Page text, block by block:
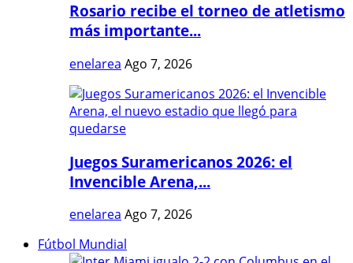
Rosario recibe el torneo de atletismo
más importante...
enelarea Ago 7, 2026
Juegos Suramericanos 2026: el
Invencible Arena,...
enelarea Ago 7, 2026
Fútbol Mundial